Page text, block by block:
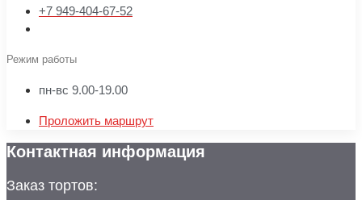
+7 949-404-67-52
Режим работы
пн-вс 9.00-19.00
Проложить маршрут
Контактная информация
Заказ тортов: